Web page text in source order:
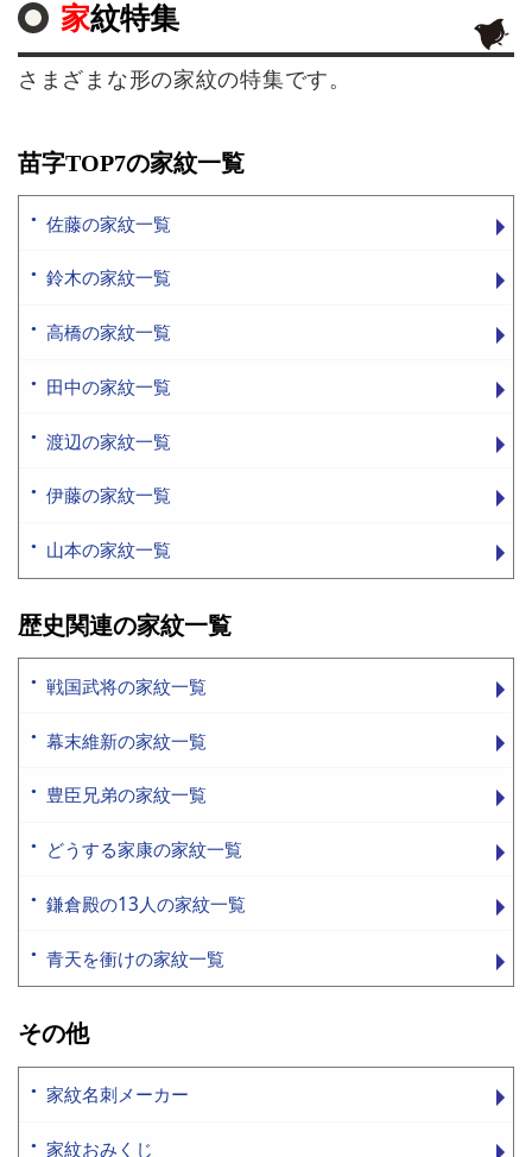
家紋特集
さまざまな形の家紋の特集です。
苗字TOP7の家紋一覧
佐藤の家紋一覧
鈴木の家紋一覧
高橋の家紋一覧
田中の家紋一覧
渡辺の家紋一覧
伊藤の家紋一覧
山本の家紋一覧
歴史関連の家紋一覧
戦国武将の家紋一覧
幕末維新の家紋一覧
豊臣兄弟の家紋一覧
どうする家康の家紋一覧
鎌倉殿の13人の家紋一覧
青天を衝けの家紋一覧
その他
家紋名刺メーカー
家紋おみくじ